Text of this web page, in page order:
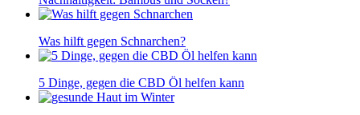
Was hilft gegen Schnarchen?
5 Dinge, gegen die CBD Öl helfen kann